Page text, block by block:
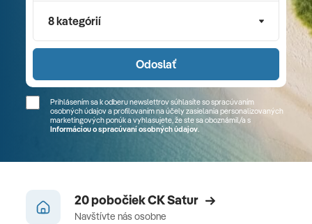
8 kategórií
Odoslať
Prihlásením sa k odberu newslettrov súhlasíte so spracúvaním
osobných údajov a profilovaním na účely zasielania personalizovaných
marketingových ponúk a vyhlasujete, že ste sa oboznámil/a s
Informáciou o spracúvaní osobných údajov.
20 pobočiek CK Satur
Navštívte nás osobne